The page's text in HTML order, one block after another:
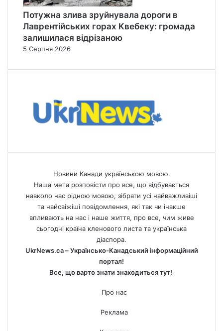
Потужна злива зруйнувала дороги в
Лаврентійських горах Квебеку: громада
залишилася відрізаною
5 Серпня 2026
Новини Канади українською мовою.
Наша мета розповісти про все, що відбувається
навколо нас рідною мовою, зібрати усі найважливіші
та найсвіжіші повідомлення, які так чи інакше
впливають на нас і наше життя, про все, чим живе
сьогодні країна кленового листа та українська
діаспора.
UkrNews.ca – Українсько-Канадський інформаційний
портал!
Все, що варто знати знаходиться тут!
Про нас
Реклама